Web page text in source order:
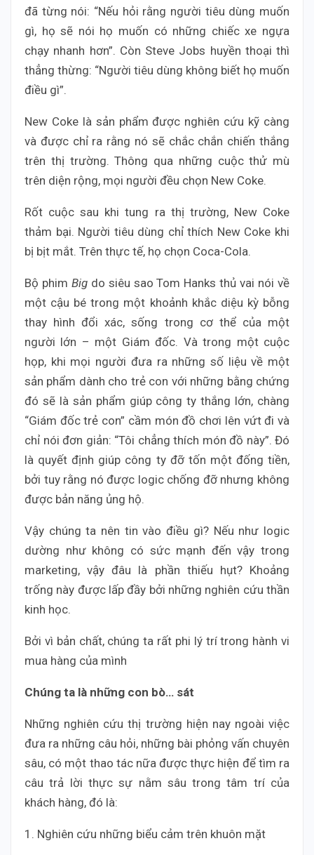
đã từng nói: “Nếu hỏi rằng người tiêu dùng muốn
gì, họ sẽ nói họ muốn có những chiếc xe ngựa
chạy nhanh hơn”. Còn Steve Jobs huyền thoại thì
thẳng thừng: “Người tiêu dùng không biết họ muốn
điều gì”.
New Coke là sản phẩm được nghiên cứu kỹ càng
và được chỉ ra rằng nó sẽ chắc chắn chiến thắng
trên thị trường. Thông qua những cuộc thử mù
trên diện rộng, mọi người đều chọn New Coke.
Rốt cuộc sau khi tung ra thị trường, New Coke
thảm bại. Người tiêu dùng chỉ thích New Coke khi
bị bịt mắt. Trên thực tế, họ chọn Coca-Cola.
Bộ phim Bigdo siêu sao Tom Hanks thủ vai nói về
một cậu bé trong một khoảnh khắc diệu kỳ bỗng
thay hình đổi xác, sống trong cơ thể của một
người lớn – một Giám đốc. Và trong một cuộc
họp, khi mọi người đưa ra những số liệu về một
sản phẩm dành cho trẻ con với những bằng chứng
đó sẽ là sản phẩm giúp công ty thắng lớn, chàng
“Giám đốc trẻ con” cầm món đồ chơi lên vứt đi và
chỉ nói đơn giản: “Tôi chẳng thích món đồ này”. Đó
là quyết định giúp công ty đỡ tốn một đống tiền,
bởi tuy rằng nó được logic chống đỡ nhưng không
được bản năng ủng hộ.
Vậy chúng ta nên tin vào điều gì? Nếu như logic
dường như không có sức mạnh đến vậy trong
marketing, vậy đâu là phần thiếu hụt? Khoảng
trống này được lấp đầy bởi những nghiên cứu thần
kinh học.
Bởi vì bản chất, chúng ta rất phi lý trí trong hành vi
mua hàng của mình
Chúng ta là những con bò… sát
Những nghiên cứu thị trường hiện nay ngoài việc
đưa ra những câu hỏi, những bài phỏng vấn chuyên
sâu, có một thao tác nữa được thực hiện để tìm ra
câu trả lời thực sự nằm sâu trong tâm trí của
khách hàng, đó là:
1. Nghiên cứu những biểu cảm trên khuôn mặt